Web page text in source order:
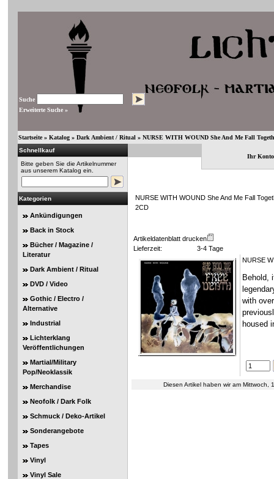
Suche
Erweiterte Suche »
Startseite» Katalog» Dark Ambient / Ritual» NURSE WITH WOUND She And Me Fall
Schnellkauf
Bitte geben Sie die Artikelnummer
aus unserem Katalog ein.
Kategorien
Ankündigungen
Back in Stock
Bücher / Magazine /
Literatur
Dark Ambient / Ritual
DVD / Video
Gothic / Electro /
Alternative
Industrial
Lichterklang
Veröffentlichungen
Martial/Military
Pop/Neoklassik
Merchandise
Neofolk / Dark Folk
Schmuck / Deko-Artikel
Sonderangebote
Tapes
Vinyl
Vinyl Sale
Ihr Konto
NURSE WITH WOUND She And Me Fall
2CD
Artikeldatenblatt drucken
Lieferzeit:
3-4 Tage
NURSE
Behold,
with
housed
Diesen Artikel haben wir am